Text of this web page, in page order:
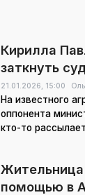
Кирилла
заткнуть
21.01.2026, 15:00
На известного
оппонента
кто-то
Жительница
помощью в